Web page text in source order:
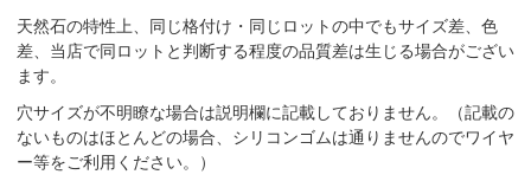
天然石の特性上、同じ格付け・同じロットの中でもサイズ差、色
差、当店で同ロットと判断する程度の品質差は生じる場合がござい
ます。
穴サイズが不明瞭な場合は説明欄に記載しておりません。（記載の
ないものはほとんどの場合、シリコンゴムは通りませんのでワイヤ
ー等をご利用ください。）